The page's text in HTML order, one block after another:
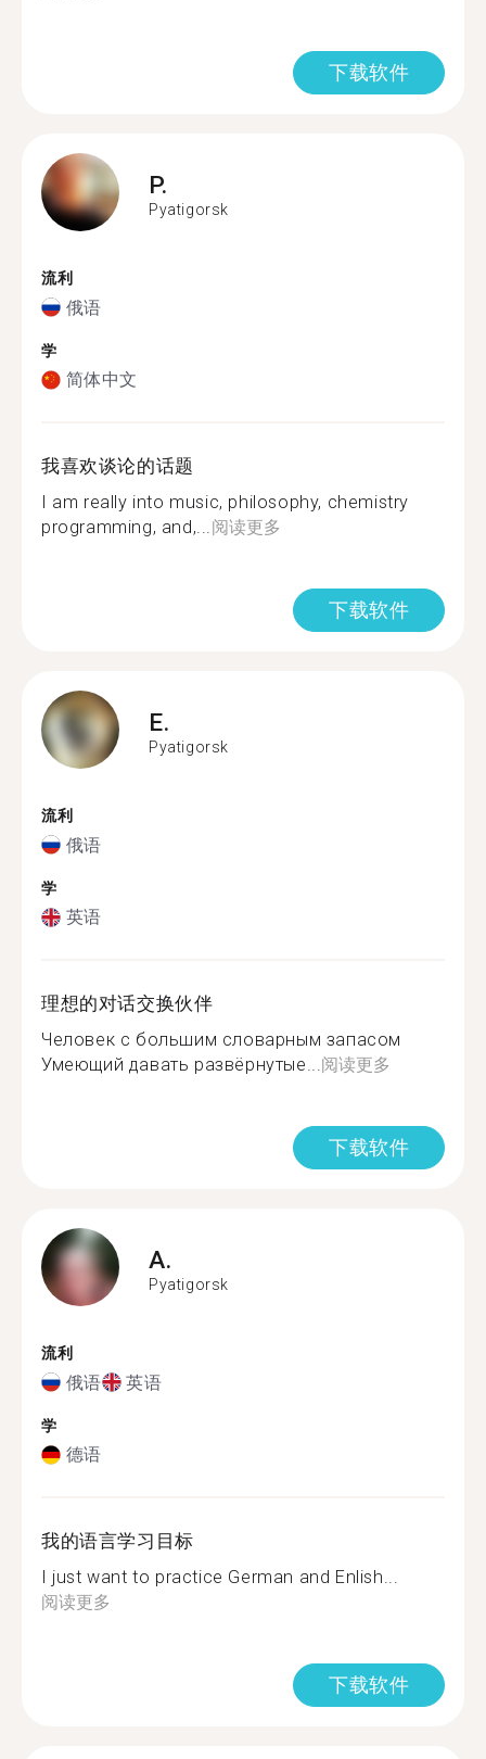
下载软件
P.
Pyatigorsk
流利
俄语
学
简体中文
我喜欢谈论的话题
I am really into music, philosophy, chemistry
programming, and,...阅读更多
下载软件
E.
Pyatigorsk
流利
俄语
学
英语
理想的对话交换伙伴
Человек с большим словарным запасом
Умеющий давать развёрнутые...阅读更多
下载软件
A.
Pyatigorsk
流利
俄语 英语
学
德语
我的语言学习目标
I just want to practice German and Enlish...
阅读更多
下载软件